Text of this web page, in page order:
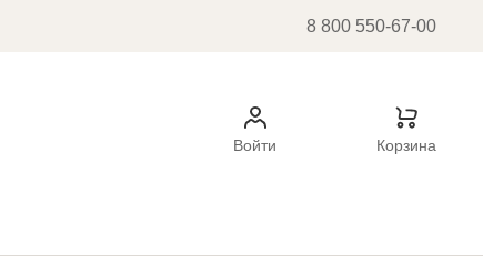
8 800 550-67-00
Войти Корзина